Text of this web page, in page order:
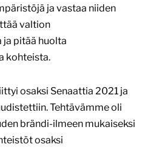
ja vastaa niiden
valtion
pitää huolta
kohteista.
osaksi Senaattia 2021 ja
Tehtävämme oli
brändi-ilmeen mukaiseksi
osaksi